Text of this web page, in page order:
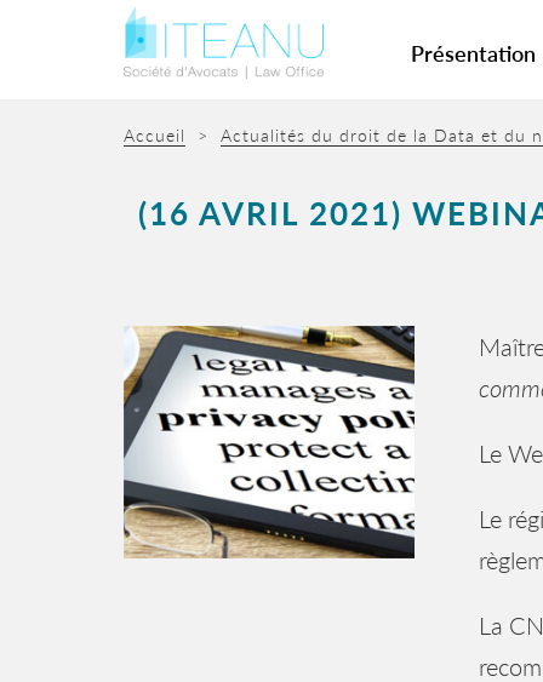
Présentation
Accueil > Actualités du droit de la Data et du
(16 AVRIL 2021)
Le
Le
La